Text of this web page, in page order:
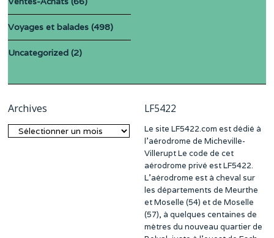
Voyages et balades (498)
Uncategorized (2)
Archives
Archives
LF5422
Le site LF5422.com est dédié à
l’aérodrome de Micheville-
Villerupt Le code de cet
aérodrome privé est LF5422.
L’aérodrome est à cheval sur
les départements de Meurthe
et Moselle (54) et de Moselle
(57), à quelques centaines de
mètres du nouveau quartier de